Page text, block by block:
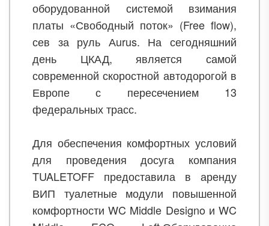
оборудованной системой взимания
платы «Свободный поток» (Free flow),
сев за руль Аurus. На сегодняшний
день ЦКАД, является самой
современной скоростной автодорогой в
Европе с пересечением 13
федеральных трасс.
Для обеспечения комфортных условий
для проведения досуга компания
TUALETOFF предоставила в аренду
ВИП туалетные модули повышенной
комфортности WC Middle Designo и WC